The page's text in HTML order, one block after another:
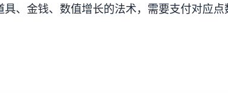
、金钱、数值增长的法术，需要支付对应点